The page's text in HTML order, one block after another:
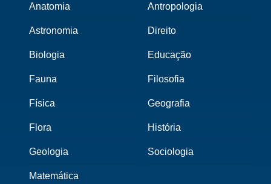
Anatomia
Astronomia
Biologia
Fauna
Física
Flora
Geologia
Matemática
Antropologia
Direito
Educação
Filosofia
Geografia
História
Sociologia